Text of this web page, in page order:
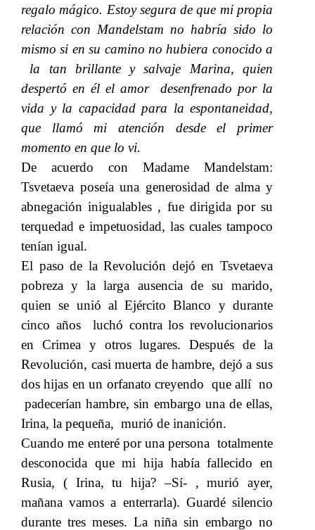
regalo mágico. Estoy segura de que mi propia
relación con Mandelstam no habría sido lo
mismo si en su camino no hubiera conocido a
la tan brillante y salvaje Marina, quien
despertó en él el amor desenfrenado por la
vida y la capacidad para la espontaneidad,
que llamó mi atención desde el primer
momento en que lo vi.
De acuerdo con Madame Mandelstam:
Tsvetaeva poseía una generosidad de alma y
abnegación inigualables , fue dirigida por su
terquedad e impetuosidad, las cuales tampoco
tenían igual.
El paso de la Revolución dejó en Tsvetaeva
pobreza y la larga ausencia de su marido,
quien se unió al Ejército Blanco y durante
cinco años luchó contra los revolucionarios
en Crimea y otros lugares. Después de la
Revolución, casi muerta de hambre, dejó a sus
dos hijas en un orfanato creyendo que allí no
padecerían hambre, sin embargo una de ellas,
Irina, la pequeña, murió de inanición.
Cuando me enteré por una persona totalmente
desconocida que mi hija había fallecido en
Rusia, ( Irina, tu hija? –Sí- , murió ayer,
mañana vamos a enterrarla). Guardé silencio
durante tres meses. La niña sin embargo no